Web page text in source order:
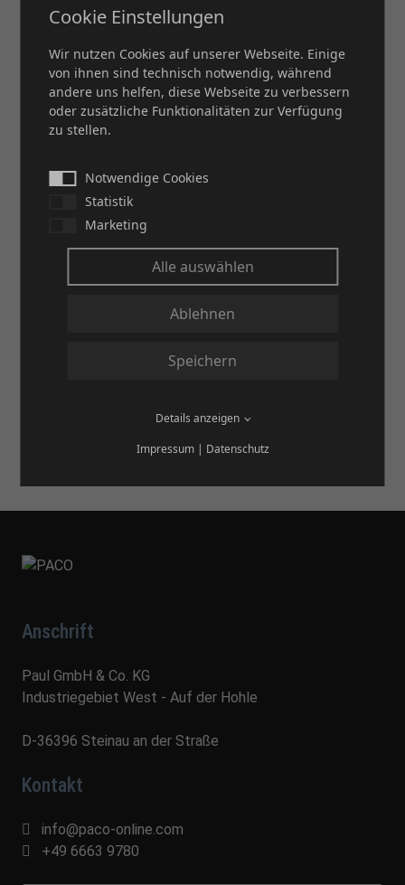
exponierter Stelle Luft aus dem Treibstoff siebt.
Das GRD wurde vollständig am deutschen
Produktionsstandort Steinau an der Straße
konfektioniert, gefertigt und qualitätskontrolliert. Im
Rahmen des Projektes stellte sich PACO erfolgreich den
Anforderungen des Qualitätsmanagements für Luft- und
nach DIN EN 9100 (E) ff/AS 9100 ff einmal mehr, dass
es selbst den Ansprüchen von
Höchsttechnologieanwendern gewachsen ist.
Anschrift
Paul GmbH & Co. KG
Industriegebiet West - Auf der Hohle
D-36396 Steinau an der Straße
Kontakt
info@paco-online.com
+49 6663 9780
Cookie Einstellungen
Wir nutzen Cookies auf unserer Webseite. Einige
von ihnen sind technisch notwendig, während
andere uns helfen, diese Webseite zu verbessern
oder zusätzliche Funktionalitäten zur Verfügung
zu stellen.
Notwendige Cookies
Statistik
Marketing
Alle auswählen
Ablehnen
Speichern
Details anzeigen
Impressum| Datenschutz